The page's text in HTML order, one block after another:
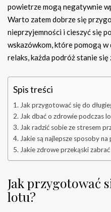
powietrze mogą negatywnie
Warto zatem dobrze się
nieprzyjemności i cieszyć się
wskazówkom, które pomogą
relaks, każda podróż stanie
Spis treści
Jak przygotować się do
Jak dbać o zdrowie podczas
Jak radzić sobie ze stresem
Jakie są najlepsze sposoby
Jakie zdrowe przekąski
Jak przygotować
lotu?